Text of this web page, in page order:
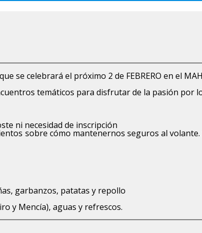
se celebrará el próximo 2 de FEBRERO en el
temáticos para disfrutar de la pasión por
ni necesidad de inscripción
sobre cómo mantenernos seguros al
garbanzos, patatas y repollo
y Mencía), aguas y refrescos.